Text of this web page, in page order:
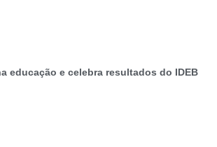
educação e celebra resultados do IDEB